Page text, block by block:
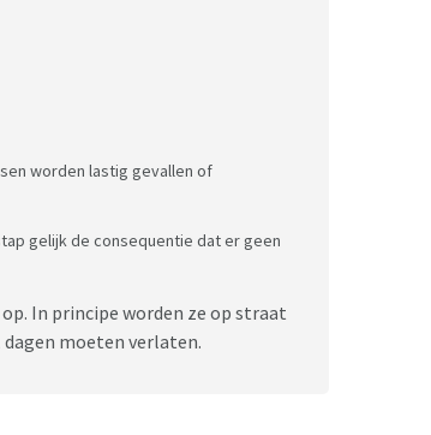
worden lastig gevallen of
gelijk de consequentie dat er geen
In principe worden ze op straat
moeten verlaten.